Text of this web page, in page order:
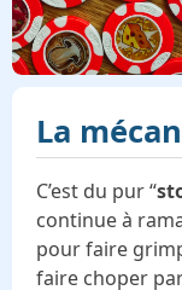
La
C’est du pur “
continue à
pour faire
faire choper